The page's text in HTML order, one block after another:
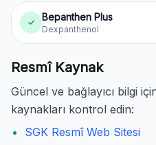
✓ Bepanthen Plus
Dexpanthenol
Resmî Kaynak
Güncel ve bağlayıcı bilgi
kaynakları kontrol edin:
SGK Resmî Web Sitesi